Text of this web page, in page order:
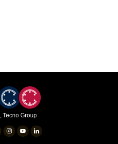
Tecno Group